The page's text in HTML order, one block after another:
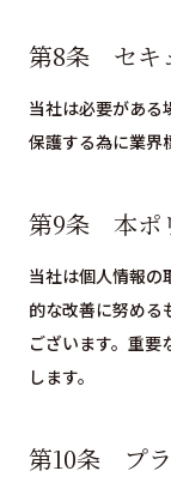
第8条 セキ
当社は必要がある
保護する為に業界
第9条 本ポ
当社は個人情報の
的な改善に努める
ございます。重要
します。
第10条 プラ